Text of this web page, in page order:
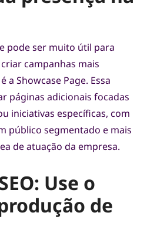
pode ser muito útil para
campanhas mais
a Showcase Page. Essa
páginas adicionais focadas
iniciativas específicas, com
público segmentado e mais
de atuação da empresa.
Use o
de